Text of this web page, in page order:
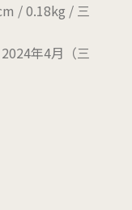
/ 0.18kg / 三
年4月（三